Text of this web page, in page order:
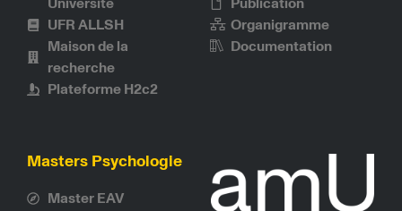
Université
UFR ALLSH
Maison de la
recherche
Plateforme H2c2
Publication
Organigramme
Documentation
Masters Psychologie
Master EAV